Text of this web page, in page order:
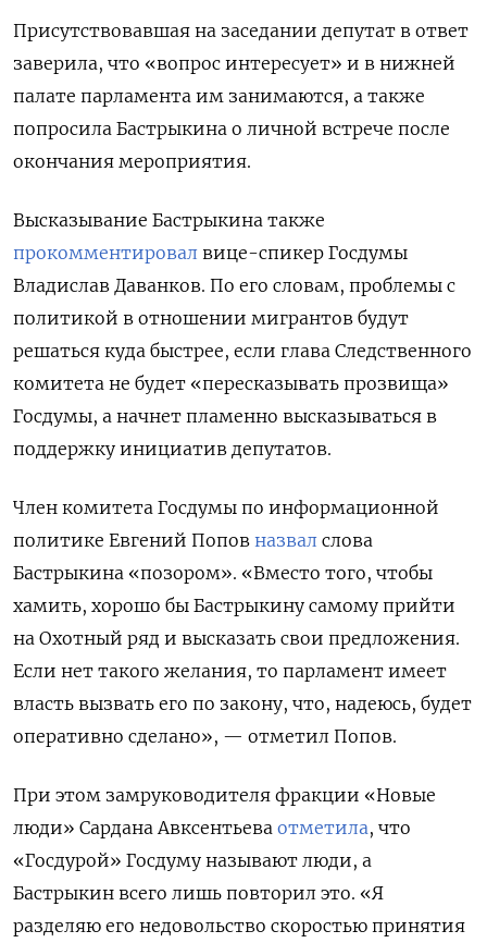
Присутствовавшая на заседании депутат в ответ
заверила, что «вопрос интересует» и в нижней
палате парламента им занимаются, а также
попросила Бастрыкина о личной встрече после
окончания мероприятия.
Высказывание Бастрыкина также
прокомментировал вице-спикер Госдумы
Владислав Даванков. По его словам, проблемы с
политикой в отношении мигрантов будут
решаться куда быстрее, если глава Следственного
комитета не будет «пересказывать прозвища»
Госдумы, а начнет пламенно высказываться в
поддержку инициатив депутатов.
Член комитета Госдумы по информационной
политике Евгений Попов назвал слова
Бастрыкина «позором». «Вместо того, чтобы
хамить, хорошо бы Бастрыкину самому прийти
на Охотный ряд и высказать свои предложения.
Если нет такого желания, то парламент имеет
власть вызвать его по закону, что, надеюсь, будет
оперативно сделано», — отметил Попов.
При этом замруководителя фракции «Новые
люди» Сардана Авксентьева отметила, что
«Госдурой» Госдуму называют люди, а
Бастрыкин всего лишь повторил это. «Я
разделяю его недовольство скоростью принятия